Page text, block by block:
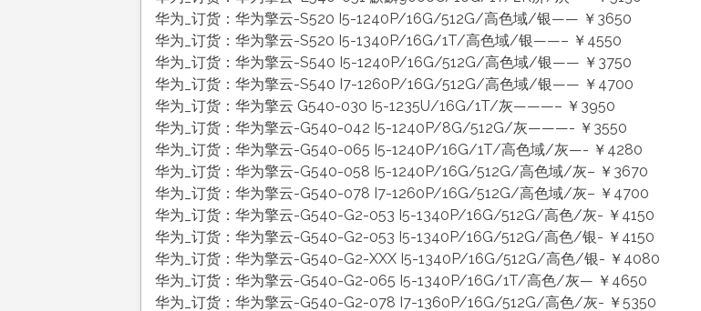
华为_订货：华为擎云-S520 I5-1240P/16G/512G/高色域/银—— ￥3650
华为_订货：华为擎云-S520 I5-1340P/16G/1T/高色域/银——– ￥4550
华为_订货：华为擎云-S540 I5-1240P/16G/512G/高色域/银—— ￥3750
华为_订货：华为擎云-S540 I7-1260P/16G/512G/高色域/银—— ￥4700
华为_订货：华为擎云 G540-030 I5-1235U/16G/1T/灰———– ￥3950
华为_订货：华为擎云-G540-042 I5-1240P/8G/512G/灰———- ￥3550
华为_订货：华为擎云-G540-065 I5-1240P/16G/1T/高色域/灰—- ￥4280
华为_订货：华为擎云-G540-058 I5-1240P/16G/512G/高色域/灰– ￥3670
华为_订货：华为擎云-G540-078 I7-1260P/16G/512G/高色域/灰– ￥4700
华为_订货：华为擎云-G540-G2-053 I5-1340P/16G/512G/高色/灰- ￥4150
华为_订货：华为擎云-G540-G2-053 I5-1340P/16G/512G/高色/银- ￥4150
华为_订货：华为擎云-G540-G2-XXX I5-1340P/16G/512G/高色/银- ￥4080
华为_订货：华为擎云-G540-G2-065 I5-1340P/16G/1T/高色/灰— ￥4650
华为_订货：华为擎云-G540-G2-078 I7-1360P/16G/512G/高色/灰- ￥5350